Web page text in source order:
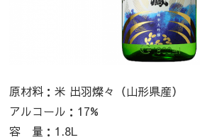
原材料：米 出羽燦々（山形県産）
アルコール：17%
容 量： 1.8L